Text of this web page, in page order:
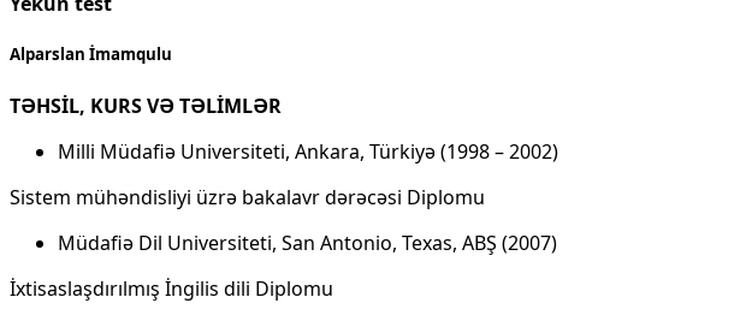
Alparslan İmamqulu
TƏHSİL, KURS VƏ TƏLİMLƏR
Milli Müdafiə Universiteti, Ankara, Türkiyə (1998 – 2002)
Sistem mühəndisliyi üzrə bakalavr dərəcəsi Diplomu
Müdafiə Dil Universiteti, San Antonio, Texas, ABŞ (2007)
İxtisaslaşdırılmış İngilis dili Diplomu